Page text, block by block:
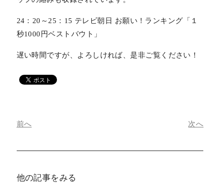
24：20～25：15 テレビ朝日 お願い！ランキング「１
秒1000円ベストバウト」
遅い時間ですが、よろしければ、是非ご覧ください！
前へ 次へ
他の記事をみる